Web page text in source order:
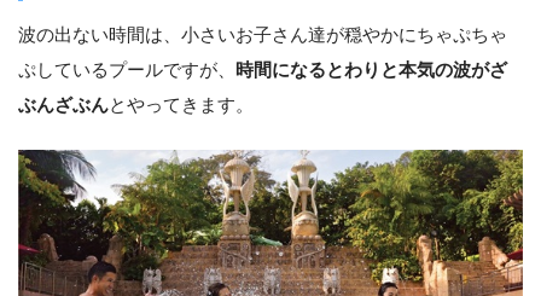
波の出ない時間は、小さいお子さん達が穏やかにちゃぷちゃ
ぷしているプールですが、 時間になるとわりと本気の波がざ
ぶんざぶんとやってきます。